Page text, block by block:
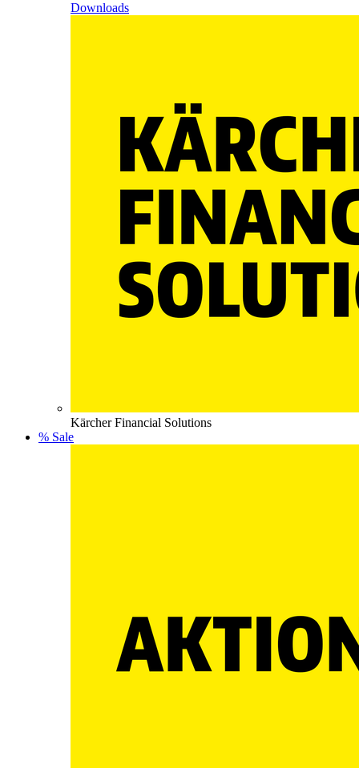
Downloads
Kärcher Financial Solutions
% Sale